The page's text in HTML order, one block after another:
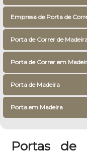
Empresa de Porta de
Porta de Correr de
Porta de Correr em
Porta de Madeira
Porta em Madeira
Portas de